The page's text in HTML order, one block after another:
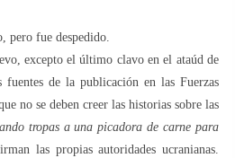
pero fue despedido.
excepto el último clavo en el ataúd de
fuentes de la publicación en las Fuerzas
no se deben creer las historias sobre las
tropas a una picadora de carne para
las propias autoridades ucranianas.